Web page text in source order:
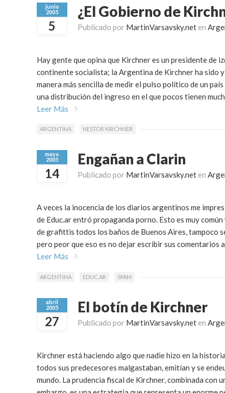
junio
2005
5
¿El Gobierno de
Publicado por MartinVarsavsky.net en
Hay gente que opina que Kirchner es un presidente de
continente socialista; la Argentina de Kirchner ha sido y
manera más sencilla de medir el pulso político de un
una distribución del ingreso en el que pocos tienen
Leer Más
ARGENTINA NESTOR KIRCHNER
mayo
2005
14
Engañan a Clarin
Publicado por MartinVarsavsky.net en
A veces la inocencia de los diarios argentinos me
de Educ.ar entró propaganda porno. Esto es muycomún
de grafittis todos los baños de Buenos Aires, tampoco
pero peor que eso es no dejar escribir sus comentarios
Leer Más
ARGENTINA EDUC.AR SPAM
abril
2005
27
El botín de Kirchner
Publicado por MartinVarsavsky.net en
Kirchner está haciendo algo que nadie hizo en la
todos sus predecesores malgastaban, emitían y se
mundo. La prudencia fiscal de Kirchner, combinada con